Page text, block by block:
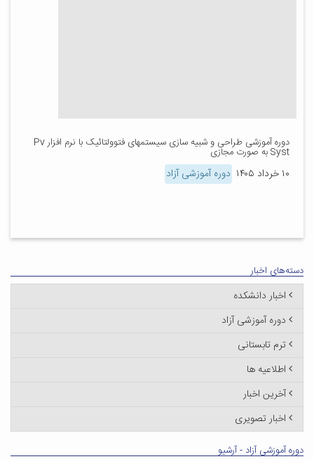
دوره آموزشی طراحی و شبیه سازی سیستمهای فتوولتائیک با نرم افزار Pv
Syst به صورت مجازی
۱۰ خرداد ۱۴۰۵ دوره آموزشی آزاد
دسته‌های اخبار
اخبار دانشکده
دوره آموزشی آزاد
ترم تابستانی
اطلاعیه ها
آخرین اخبار
اخبار تصویری
دوره آموزشی آزاد - آرشیو